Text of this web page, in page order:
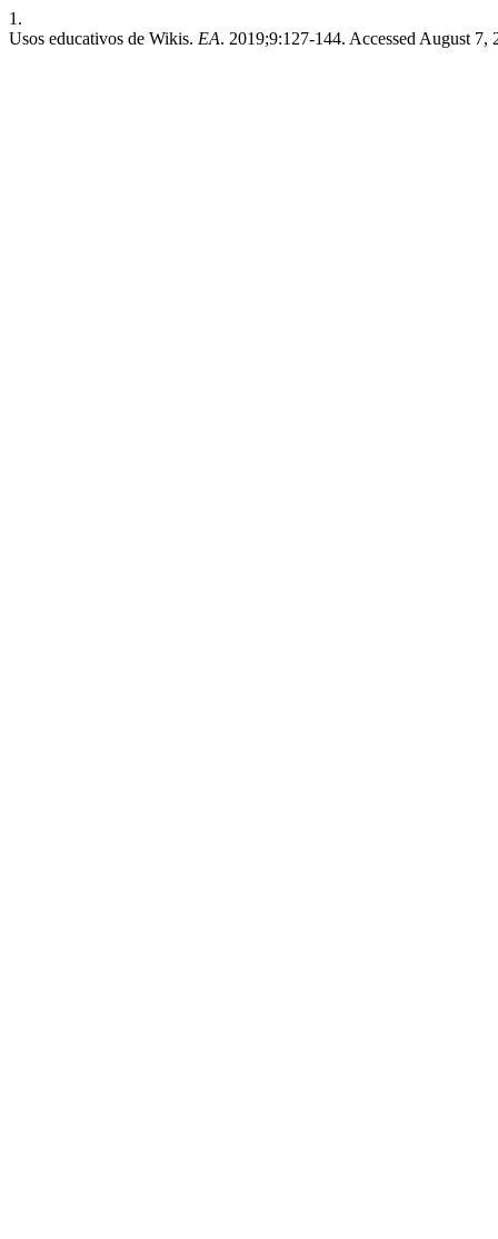
1.
Usos educativos de Wikis. EA. 2019;9:127-144. Accessed August 7,